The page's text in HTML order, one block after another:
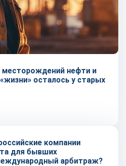
месторождений нефти и
осталось у старых
компании
для бывших
арбитраж?